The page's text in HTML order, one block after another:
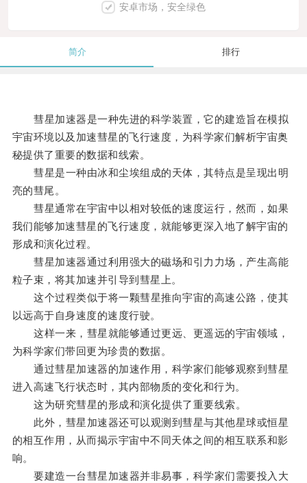
安卓市场，安全绿色
简介 排行
彗星加速器是一种先进的科学装置，它的建造旨在模拟
宇宙环境以及加速彗星的飞行速度，为科学家们解析宇宙奥
秘提供了重要的数据和线索。
彗星是一种由冰和尘埃组成的天体，其特点是呈现出明
亮的彗尾。
彗星通常在宇宙中以相对较低的速度运行，然而，如果
我们能够加速彗星的飞行速度，就能够更深入地了解宇宙的
形成和演化过程。
彗星加速器通过利用强大的磁场和引力力场，产生高能
粒子束，将其加速并引导到彗星上。
这个过程类似于将一颗彗星推向宇宙的高速公路，使其
以远高于自身速度的速度行驶。
这样一来，彗星就能够通过更远、更遥远的宇宙领域，
为科学家们带回更为珍贵的数据。
通过彗星加速器的加速作用，科学家们能够观察到彗星
进入高速飞行状态时，其内部物质的变化和行为。
这为研究彗星的形成和演化提供了重要线索。
此外，彗星加速器还可以观测到彗星与其他星球或恒星
的相互作用，从而揭示宇宙中不同天体之间的相互联系和影
响。
要建造一台彗星加速器并非易事，科学家们需要投入大